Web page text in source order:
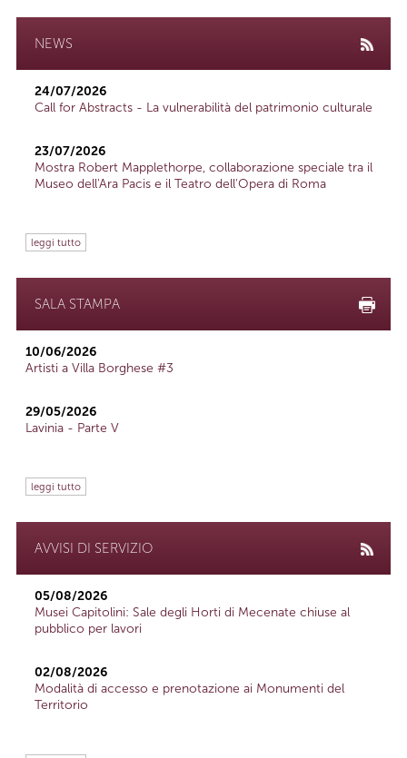
NEWS
24/07/2026
Call for Abstracts - La vulnerabilità del patrimonio culturale
23/07/2026
Mostra Robert Mapplethorpe, collaborazione speciale tra il
Museo dell'Ara Pacis e il Teatro dell'Opera di Roma
leggi tutto
SALA STAMPA
10/06/2026
Artisti a Villa Borghese #3
29/05/2026
Lavinia - Parte V
leggi tutto
AVVISI DI SERVIZIO
05/08/2026
Musei Capitolini: Sale degli Horti di Mecenate chiuse al
pubblico per lavori
02/08/2026
Modalità di accesso e prenotazione ai Monumenti del
Territorio